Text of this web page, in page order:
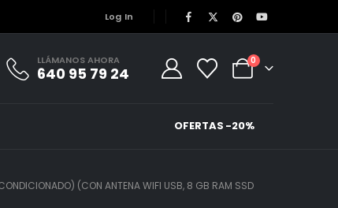
Log In
LLÁMANOS AHORA
640 95 79 24
0
OFERTAS -20%
(CON ANTENA WIFI USB, 8 GB RAM SSD